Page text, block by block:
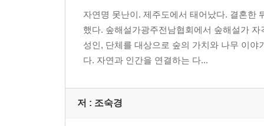
자연명 못난이. 제주도에서 태어났다. 결혼한
했다. 숲해설가광주전남협회에서 숲해설가
성인, 단체를 대상으로 숲의 가치와 나무 이
다. 자연과 인간을 연결하는 다...
저 : 조숙경